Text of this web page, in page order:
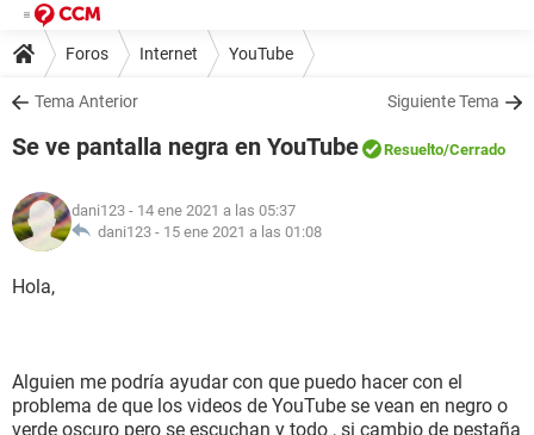
Foros Internet YouTube
Tema Anterior Siguiente Tema
Se ve pantalla negra en YouTube Resuelto/Cerrado
dani123 - 14 ene 2021 a las 05:37
dani123 - 15 ene 2021 a las 01:08
Hola,
Alguien me podría ayudar con que puedo hacer con el
problema de que los videos de YouTube se vean en negro o
verde oscuro pero se escuchan y todo , si cambio de pestaña